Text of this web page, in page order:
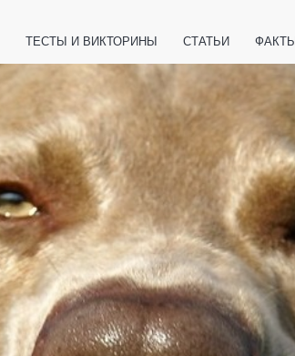
ТЕСТЫ И ВИКТОРИНЫ СТАТЬИ ФАКТЫ
ПОЛЕЗНО ЗНАТЬ ЗАКОНОДАТЕЛЬСТВО